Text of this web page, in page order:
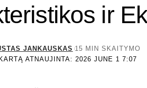
ir
ATNAUJINTA: 2026 JUNE 1 7:07
JANKAUSKAS 15 MIN SKAITYMO